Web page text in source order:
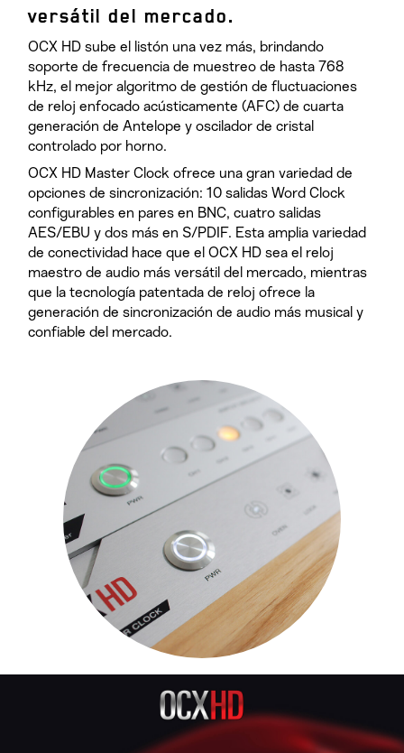
versátil del mercado.
OCX HD sube el listón una vez más, brindando
soporte de frecuencia de muestreo de hasta 768
kHz, el mejor algoritmo de gestión de fluctuaciones
de reloj enfocado acústicamente (AFC) de cuarta
generación de Antelope y oscilador de cristal
controlado por horno.
OCX HD Master Clock ofrece una gran variedad de
opciones de sincronización: 10 salidas Word Clock
configurables en pares en BNC, cuatro salidas
AES/EBU y dos más en S/PDIF. Esta amplia variedad
de conectividad hace que el OCX HD sea el reloj
maestro de audio más versátil del mercado, mientras
que la tecnología patentada de reloj ofrece la
generación de sincronización de audio más musical y
confiable del mercado.